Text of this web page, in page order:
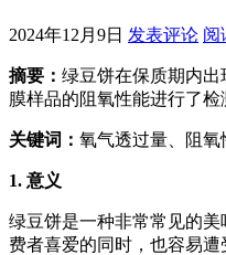
2024年12月9日 发表评论 阅
摘要： 绿豆饼在保质期内
膜样品的阻氧性能进行了
关键词： 氧气透过量、阻
1. 意义
绿豆饼是一种非常常见的
费者喜爱的同时，也容易